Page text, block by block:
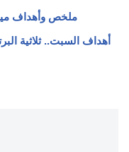
ملخص وأهداف ميلان ضد الإنتر
أهداف السبت.. ثلاثية